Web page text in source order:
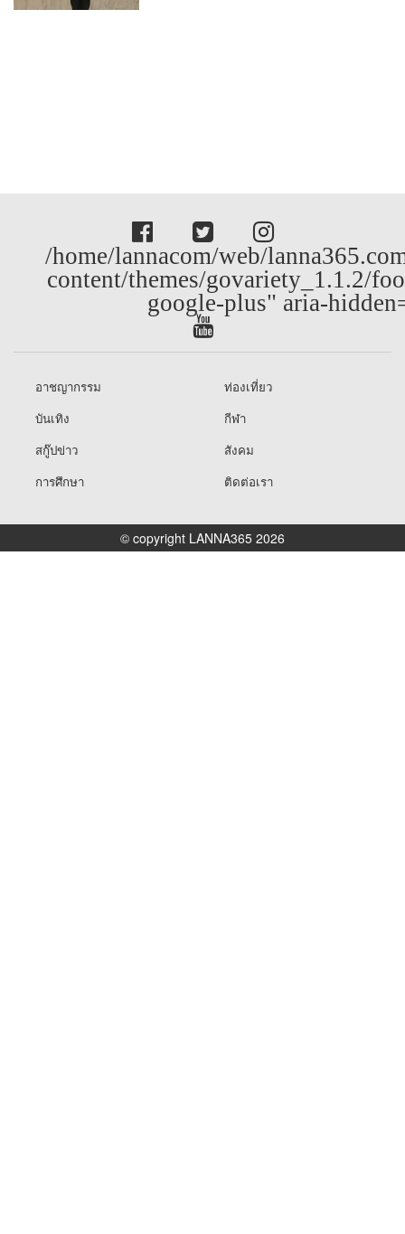
/home/lannacom/web/
content/themes/govariety_1.1.2/
google-plus" aria-
อาชญากรรม
ท่องเที่ยว
บันเทิง
กีฬา
สกู๊ปข่าว
สังคม
การศึกษา
ติดต่อเรา
© copyright LANNA365 2026